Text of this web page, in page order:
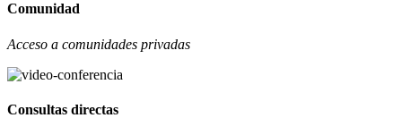
Comunidad
Acceso a comunidades privadas
Consultas directas